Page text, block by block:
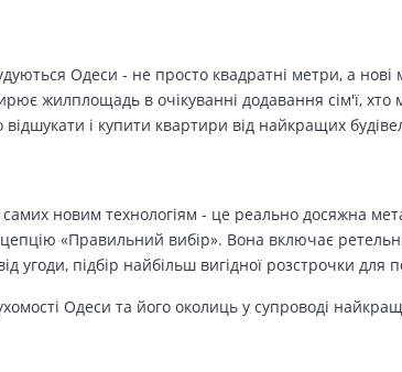
Одеси - не просто квадратні метри, а
жилплощадь в очікуванні додавання сім'ї, хто
і купити квартири від найкращих
новим технологіям - це реально досяжна
«Правильний вибір». Вона включає
підбір найбільш вигідної розстрочки для
Одеси та його околиць у супроводі